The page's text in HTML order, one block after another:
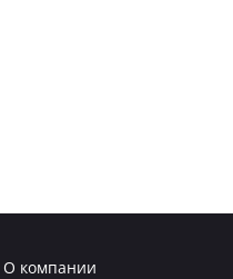
О компании